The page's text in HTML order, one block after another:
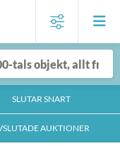
SLUTAR SNART
AUKTIONER